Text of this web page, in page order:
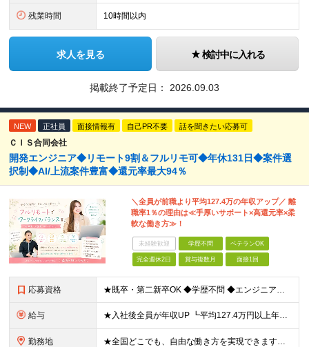
残業時間 10時間以内
求人を見る 検討中に入れる
掲載終了予定日： 2026.09.03
NEW 正社員 面接情報有 自己PR不要 話を聞きたい応募可
ＣＩＳ合同会社
開発エンジニア◆リモート9割＆フルリモ可◆年休131日◆案件選
択制◆AI/上流案件豊富◆還元率最大94％
＼全員が前職より平均127.4万の年収アップ／ 離
職率1％の理由は≪手厚いサポート×高還元率×柔
軟な働き方≫！
未経験歓迎 学歴不問 ベテランOK
完全週休2日 賞与複数月 面接1回
応募資格 ★既卒・第二新卒OK ◆学歴不問 ◆エンジニアとして実務経験をお持ちの方（1年以上） ★意欲重視の採用です！ 「経歴に自信がない」という方も、"今後挑戦したいこと""スキルアップしたいこと"について
給与 ★入社後全員が年収UP ┗平均127.4万円以上年収UP！ ┗最大390万円UPの実績もあり 月給35万円～100万円＋決算賞与＋各種手当 【 給与イメージ 】 ■経験1年以上…月給35万円～＋決
勤務地 ★全国どこでも、自由な働き方を実現できます！ 全国のプロジェクト先やフルリモート環境での勤務も可能です。 ＼自由度の高い働き方、叶えます／ □フルリモートで働きたい □ハイブリットに働きたい □家庭